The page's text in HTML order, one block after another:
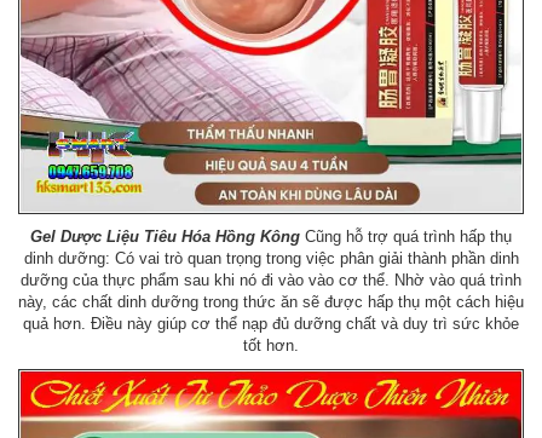
Gel Dược Liệu Tiêu Hóa Hồng Kông Cũng hỗ trợ quá trình hấp thụ
dinh dưỡng: Có vai trò quan trọng trong việc phân giải thành phần dinh
dưỡng của thực phẩm sau khi nó đi vào vào cơ thể. Nhờ vào quá trình
này, các chất dinh dưỡng trong thức ăn sẽ được hấp thụ một cách hiệu
quả hơn. Điều này giúp cơ thể nạp đủ dưỡng chất và duy trì sức khỏe
tốt hơn.